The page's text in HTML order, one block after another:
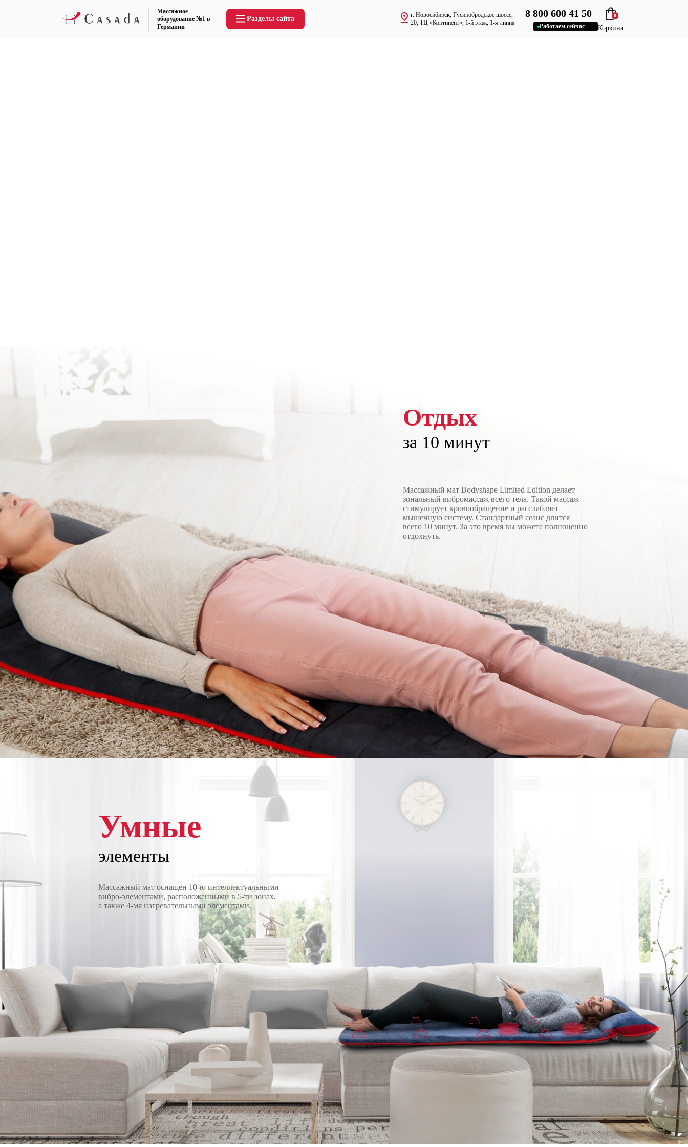
Массажное
оборудование №1 в
Германии
Разделы сайта
г. Новосибирск, Гусинобродское шоссе,
20, ТЦ «Континент», 1-й этаж, 1-я линия
8 800 600 41 50
Работаем сейчас
0
Корзина
Отдых
за 10 минут
Массажный мат Bodyshape Limited Edition делает
зональный вибромассаж всего тела. Такой массаж
стимулирует кровообращение и расслабляет
мышечную систему. Стандартный сеанс длится
всего 10 минут. За это время вы можете полноценно
отдохнуть.
Умные
элементы
Массажный мат оснащён 10-ю интеллектуальными
вибро-элементами, расположенными в 5-ти зонах,
а также 4-мя нагревательными элементами.